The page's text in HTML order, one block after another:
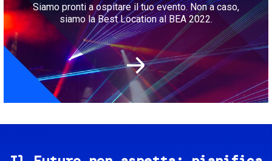
Siamo pronti a ospitare il tuo evento. Non a caso,
siamo la Best Location al BEA 2022.